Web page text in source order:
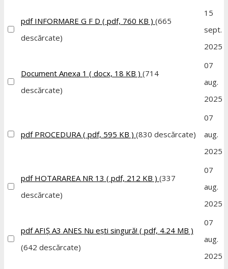
pdf INFORMARE G F D ( pdf, 760 KB ) (665
descărcate)
15
sept.
2025
Document Anexa 1 ( docx, 18 KB ) (714
descărcate)
07
aug.
2025
pdf PROCEDURA ( pdf, 595 KB ) (830 descărcate)
07
aug.
2025
pdf HOTARAREA NR 13 ( pdf, 212 KB ) (337
descărcate)
07
aug.
2025
pdf AFIȘ A3 ANES Nu ești singură! ( pdf, 4.24 MB )
(642 descărcate)
07
aug.
2025